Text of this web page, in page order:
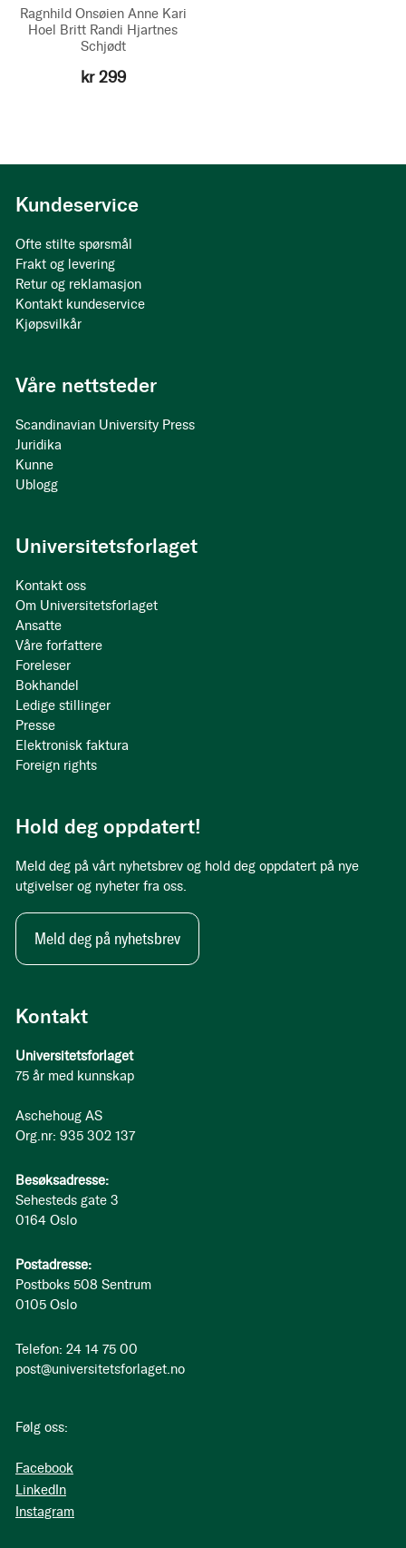
Ragnhild Onsøien Anne Kari
Hoel Britt Randi Hjartnes
Schjødt
kr 299
Kontakt
Universitetsforlaget
75 år med kunnskap
Aschehoug AS
Org.nr: 935 302 137
Besøksadresse:
Sehesteds gate 3
0164 Oslo
Postadresse:
Postboks 508 Sentrum
0105 Oslo
Telefon: 24 14 75 00
post@universitetsforlaget.no
Følg oss:
Facebook
LinkedIn
Instagram
Kundeservice
Ofte stilte spørsmål
Frakt og levering
Retur og reklamasjon
Kontakt kundeservice
Kjøpsvilkår
Våre nettsteder
Scandinavian University Press
Juridika
Kunne
Ublogg
Universitetsforlaget
Kontakt oss
Om Universitetsforlaget
Ansatte
Våre forfattere
Foreleser
Bokhandel
Ledige stillinger
Presse
Elektronisk faktura
Foreign rights
Hold deg oppdatert!
Meld deg på vårt nyhetsbrev og hold deg oppdatert på nye
utgivelser og nyheter fra oss.
Meld deg på nyhetsbrev